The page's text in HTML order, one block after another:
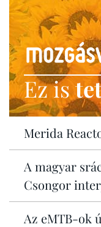
Ez is
Merida
A magyar
Csongor
Az eMTB-ok